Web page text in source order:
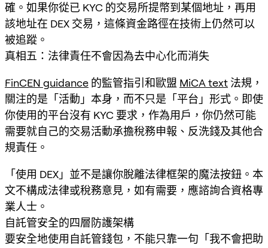
確。如果你從已 KYC 的交易所提幣到某個地址，再用
該地址在 DEX 交易，這條資金路徑在技術上仍然可以
被追蹤。
真相五：法律責任不會因為去中心化而消失
FinCEN guidance 的監管指引和歐盟 MiCA text 法規，
關注的是「活動」本身，而不只是「平台」形式。即使
你使用的平台沒有 KYC 要求，作為用戶，你仍然可能
需要就自己的交易活動承擔稅務申報、反洗錢及其他合
規責任。
「使用 DEX」並不是讓你脫離法律框架的魔法按鈕。本
文不構成法律或稅務意見，如有需要，應諮詢合資格專
業人士。
自託管安全的四層防護架構
要安全地使用自託管錢包，不能只靠一句「我不會把助